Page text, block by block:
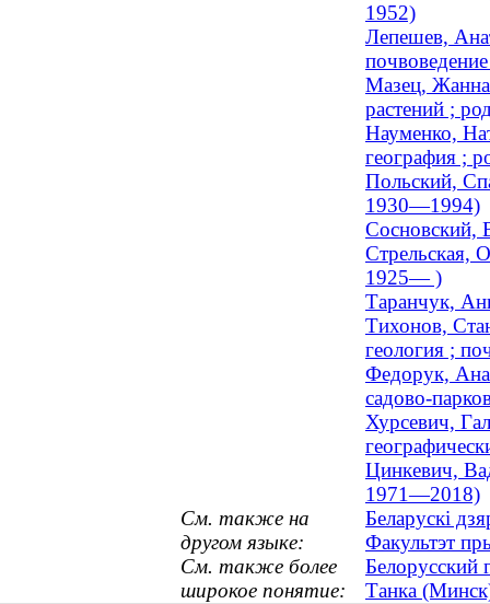
1952)
Лепешев,
Мазец, Жанна
растений ;
Науменко,
география ;
Польский,
1930—1994)
Сосновский,
Стрельская,
1925— )
Таранчук,
Тихонов,
геология ;
Федорук,
садово-
Хурсевич,
Цинкевич,
1971—2018)
См. также на
другом языке:
Беларускі
Факультэт
См. также более
широкое понятие:
Белорусский
Танка